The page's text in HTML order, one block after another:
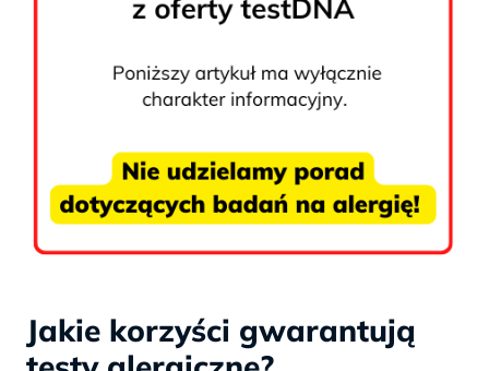
Jakie korzyści gwarantują